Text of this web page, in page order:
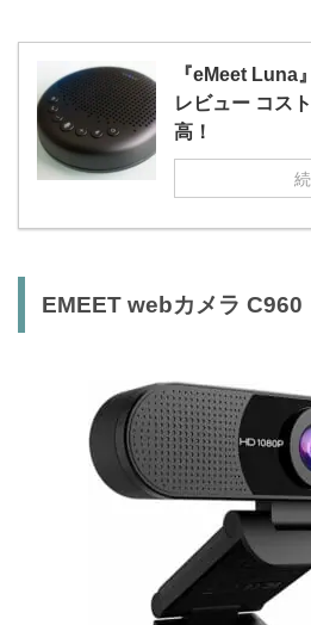
『eMeet Luna
レビュー コス
高！
EMEET webカメラ C960